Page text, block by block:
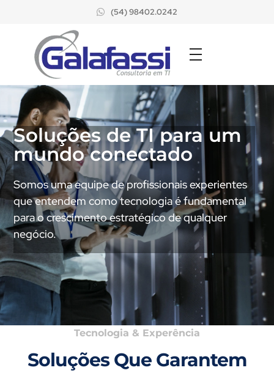
(54) 98402.0242
Soluções de TI para um
mundo conectado
Somos uma equipe de profissionais experientes
que entendem como tecnologia é fundamental
para o crescimento estratégico de qualquer
negócio.
Tecnologia & Experência
Soluções Que Garantem